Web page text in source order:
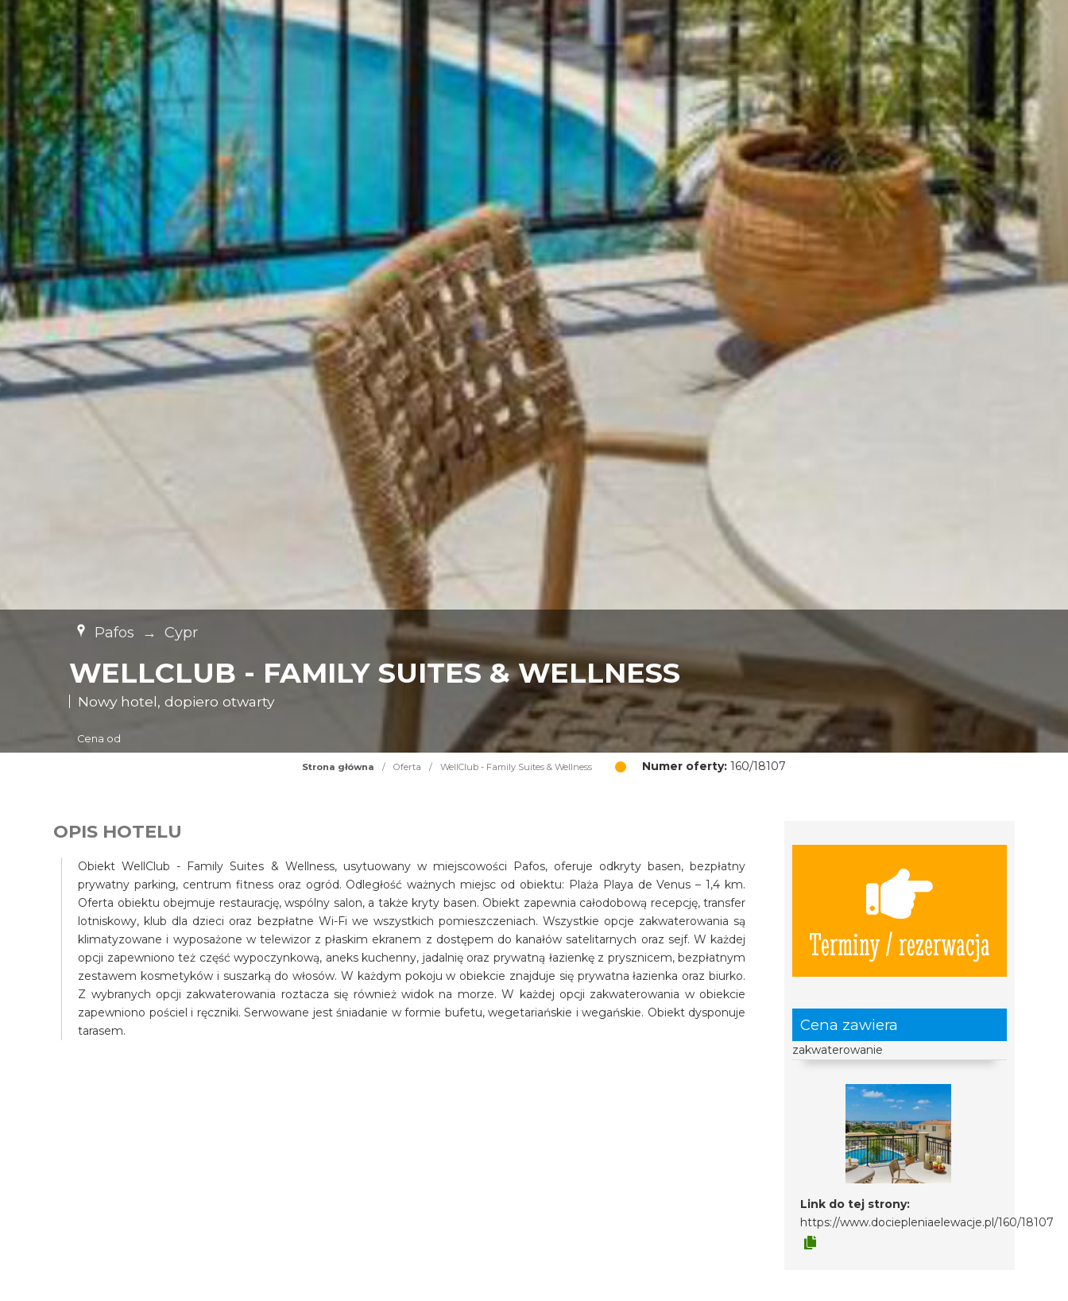
Pafos → Cypr
WELLCLUB - FAMILY SUITES & WELLNESS
Nowy hotel, dopiero otwarty
Cena od
Strona główna / Oferta / WellClub - Family Suites & Wellness Numer oferty: 160/18107
Terminy / rezerwacja
Cena zawiera
zakwaterowanie
Link do tej strony:
https://www.dociepleniaelewacje.pl/160/18107
OPIS HOTELU
Obiekt WellClub - Family Suites & Wellness, usytuowany w miejscowości Pafos, oferuje odkryty basen, bezpłatny
prywatny parking, centrum fitness oraz ogród. Odległość ważnych miejsc od obiektu: Plaża Playa de Venus – 1,4 km.
Oferta obiektu obejmuje restaurację, wspólny salon, a także kryty basen. Obiekt zapewnia całodobową recepcję, transfer
lotniskowy, klub dla dzieci oraz bezpłatne Wi-Fi we wszystkich pomieszczeniach. Wszystkie opcje zakwaterowania są
klimatyzowane i wyposażone w telewizor z płaskim ekranem z dostępem do kanałów satelitarnych oraz sejf. W każdej
opcji zapewniono też część wypoczynkową, aneks kuchenny, jadalnię oraz prywatną łazienkę z prysznicem, bezpłatnym
zestawem kosmetyków i suszarką do włosów. W każdym pokoju w obiekcie znajduje się prywatna łazienka oraz biurko.
Z wybranych opcji zakwaterowania roztacza się również widok na morze. W każdej opcji zakwaterowania w obiekcie
zapewniono pościel i ręczniki. Serwowane jest śniadanie w formie bufetu, wegetariańskie i wegańskie. Obiekt dysponuje
tarasem.